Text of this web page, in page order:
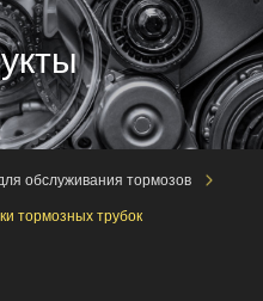
обслуживания тормозов
тормозных трубок